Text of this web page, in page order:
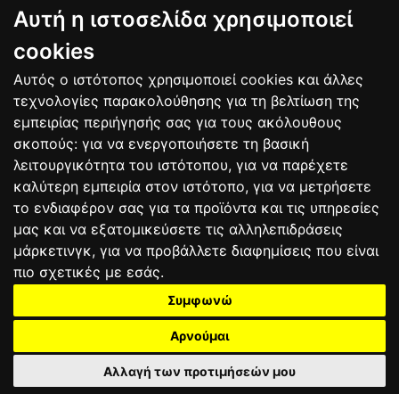
Αυτή η ιστοσελίδα χρησιμοποιεί
cookies
Αυτός ο ιστότοπος χρησιμοποιεί cookies και άλλες
τεχνολογίες παρακολούθησης για τη βελτίωση της
εμπειρίας περιήγησής σας για τους ακόλουθους
σκοπούς: για να ενεργοποιήσετε τη βασική
λειτουργικότητα του ιστότοπου, για να παρέχετε
καλύτερη εμπειρία στον ιστότοπο, για να μετρήσετε
το ενδιαφέρον σας για τα προϊόντα και τις υπηρεσίες
μας και να εξατομικεύσετε τις αλληλεπιδράσεις
μάρκετινγκ, για να προβάλλετε διαφημίσεις που είναι
πιο σχετικές με εσάς.
Συμφωνώ
Αρνούμαι
Αλλαγή των προτιμήσεών μου
9 Alex MARQUEZ SPA
106
Luca MARINI
Bαθμολογία
ΟΡΟΙ ΧΡΗΣΗΣΠΟΛΙΤΙΚΗ ΠΡΟΣΤΑΣΙΑΣ
ΑΓΩΝΕΣΑΠΟΤΕΛΕΣΜΑΤΑΑΓΟΡΑ